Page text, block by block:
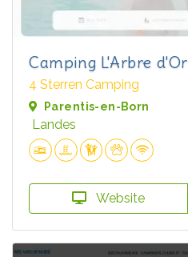
Camping L'Arbre d'Or
4 Sterren Camping
Parentis-en-Born
Landes
Website